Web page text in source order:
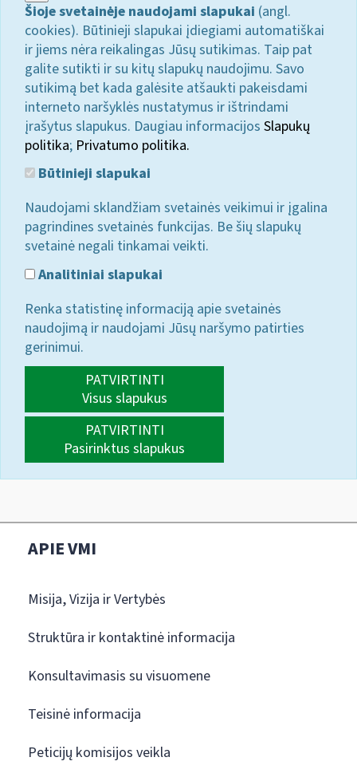
Šioje svetainėje naudojami slapukai (angl.
cookies). Būtinieji slapukai įdiegiami automatiškai
ir jiems nėra reikalingas Jūsų sutikimas. Taip pat
galite sutikti ir su kitų slapukų naudojimu. Savo
sutikimą bet kada galėsite atšaukti pakeisdami
interneto naršyklės nustatymus ir ištrindami
įrašytus slapukus. Daugiau informacijos Slapukų
politika; Privatumo politika.
Būtinieji slapukai
Naudojami sklandžiam svetainės veikimui ir įgalina
pagrindines svetainės funkcijas. Be šių slapukų
svetainė negali tinkamai veikti.
Analitiniai slapukai
Renka statistinę informaciją apie svetainės
naudojimą ir naudojami Jūsų naršymo patirties
gerinimui.
PATVIRTINTI
Visus slapukus
PATVIRTINTI
Pasirinktus slapukus
APIE VMI
Misija, Vizija ir Vertybės
Struktūra ir kontaktinė informacija
Konsultavimasis su visuomene
Teisinė informacija
Peticijų komisijos veikla